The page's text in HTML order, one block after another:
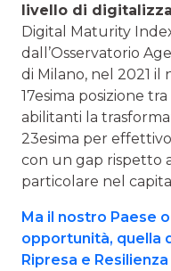
livello di
Digital Maturity
dall’Osservatorio
di Milano, nel 2021 il
17esima posizione
abilitanti la
23esima per
con un gap rispetto
particolare nel
Ma il nostro Paese
opportunità, quella
Ripresa e Resilienza